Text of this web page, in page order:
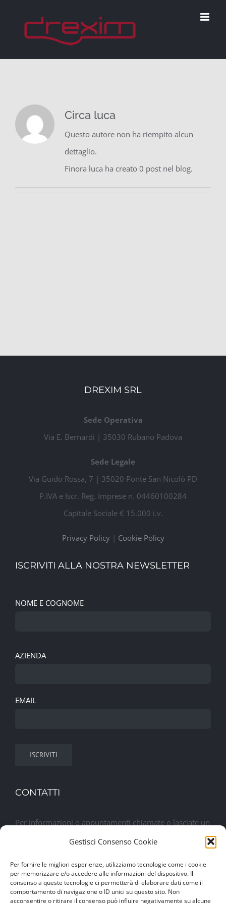
Gestisci Consenso Cookie
Per fornire le migliori esperienze, utilizziamo tecnologie come i cookie
per memorizzare e/o accedere alle informazioni del dispositivo. Il
consenso a queste tecnologie ci permetterà di elaborare dati come il
comportamento di navigazione o ID unici su questo sito. Non
acconsentire o ritirare il consenso può influire negativamente su alcune
Circa luca
Questo autore non ha riempito alcun
dettaglio.
Finora luca ha creato 0 post nel blog.
DREXIM SRL
Sede Operativa
Via E. Bernardi | 35030 Rubano Padova
Sede Legale
Via Guido Rossa, 7 | 35020 Ponte San Nicolò PD
P.IVA e Iscr. Reg. Imprese n. 04460100284
Capitale Sociale € 15.000 i.v.
Privacy Policy| Cookie Policy
ISCRIVITI ALLA NOSTRA NEWSLETTER
NOME E COGNOME
AZIENDA
EMAIL
CONTATTI
Per informazioni o appuntamenti chiamate o lasciate un
messaggio. Sarete contattati al più presto
Lasciaci un messaggio